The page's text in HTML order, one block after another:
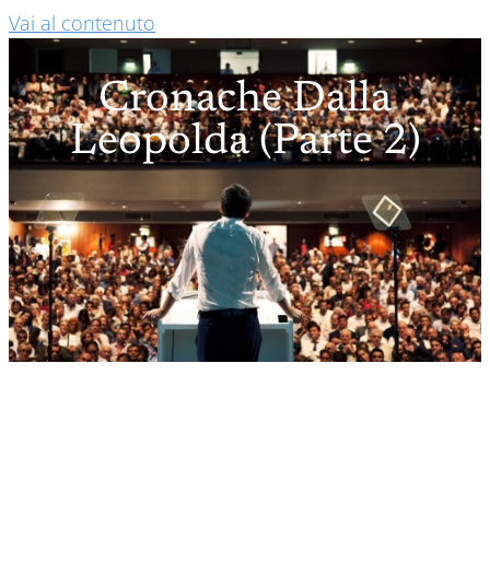
Vai al contenuto
Cronache Dalla
Leopolda (parte 2)